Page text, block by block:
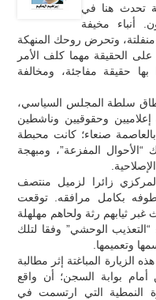
تحدث هنا في
أنباء مخيفة
وتحرض روحك المنهكة
الحقيقة مهما كلف الأمر
حقيقة مفاجئة، ومخالفة
سلطة المجلس السياسي،
وحقوقيين وناشطين
صنعاء؛ كانت محبطة
“الأحوال المفزعة”، ومبهجة
زائرا لزميل منتصف
أطوفه بكامل مرافقه. توقعت
ثيابهم رثة ولحاهم مهلهلة
الوحشي” وفقا لتلك
وتعميمها.
الزيارة المباغتة إثر مطالبة
أمام بوابة السجن؛ أن واقع
النمطية التي ارتسمت في